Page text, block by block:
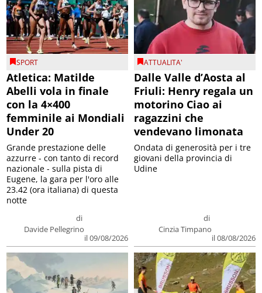
SPORT
Atletica: Matilde
Abelli vola in finale
con la 4×400
femminile ai Mondiali
Under 20
di
Davide Pellegrino
il 09/08/2026
Grande prestazione delle
azzurre - con tanto di record
nazionale - sulla pista di
Eugene, la gara per l'oro alle
23.42 (ora italiana) di questa
notte
ATTUALITA'
Dalle Valle d’Aosta al
Friuli: Henry regala un
motorino Ciao ai
ragazzini che
vendevano limonata
di
Cinzia Timpano
il 08/08/2026
Ondata di generosità per i tre
giovani della provincia di
Udine